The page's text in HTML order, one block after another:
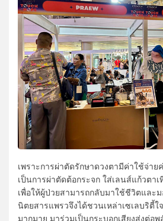
เพราะการผ่าตัดรักษาดวงตามีค่าใช้จ่าย
เป็นการผ่าตัดต้อกระจก ใส่เลนส์แก้วตา
เพื่อให้ผู้ป่วยสามารถกลับมาใช้ชีวิตและม
นิตยสารแพรวจึงได้ชวนเหล่าเซเลบริตี้
มากมาย มาร่วมเป็นกระบอกเสียงส่งต่อ